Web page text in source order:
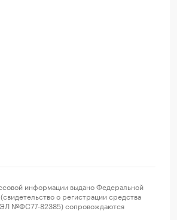
информации выдано Федеральной
о регистрации средства
ЭЛ №ФС77-82385) сопровождаются